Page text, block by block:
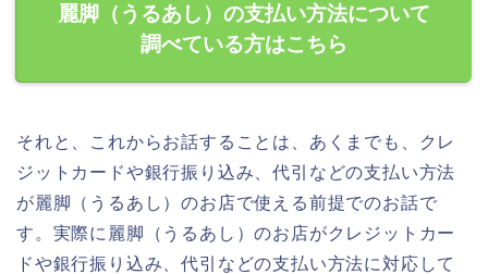
麗脚（うるあし）の支払い方法について
調べている方はこちら
それと、これからお話することは、あくまでも、クレ
ジットカードや銀行振り込み、代引などの支払い方法
が麗脚（うるあし）のお店で使える前提でのお話で
す。実際に麗脚（うるあし）のお店がクレジットカー
ドや銀行振り込み、代引などの支払い方法に対応して